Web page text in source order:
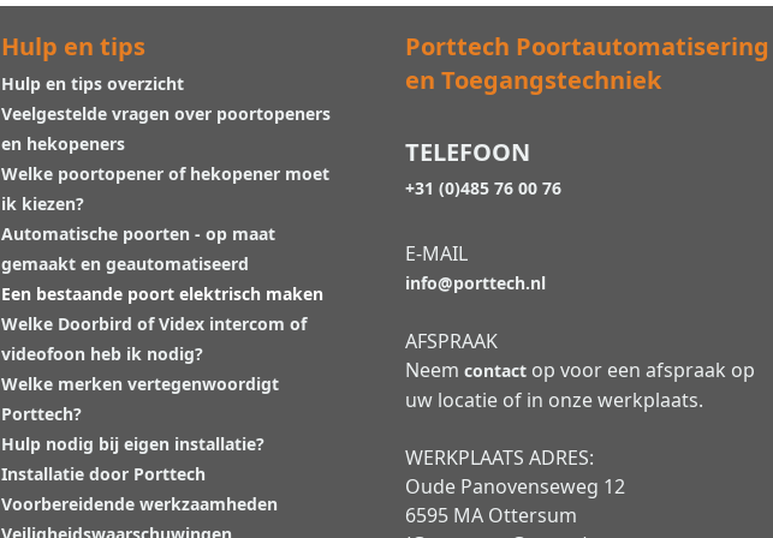
Hulp en tips
Hulp en tips overzicht
Veelgestelde vragen over poortopeners
en hekopeners
Welke poortopener of hekopener moet
ik kiezen?
Automatische poorten - op maat
gemaakt en geautomatiseerd
Een bestaande poort elektrisch maken
Welke Doorbird of Videx intercom of
videofoon heb ik nodig?
Welke merken vertegenwoordigt
Porttech?
Hulp nodig bij eigen installatie?
Installatie door Porttech
Voorbereidende werkzaamheden
Porttech Poortautomatisering
en Toegangstechniek
TELEFOON
+31 (0)485 76 00 76
E-MAIL
info@porttech.nl
AFSPRAAK
Neem contact op voor een afspraak op
uw locatie of in onze werkplaats.
WERKPLAATS ADRES:
Oude Panovenseweg 12
6595 MA Ottersum